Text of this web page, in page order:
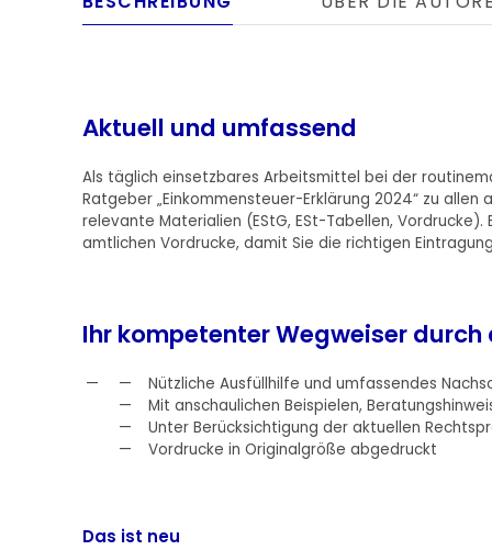
Aktuell und umfassend
Als täglich einsetzbares Arbeitsmittel bei der
Ratgeber „Einkommensteuer-Erklärung 2024“ zu
relevante Materialien (EStG, ESt-Tabellen,
amtlichen Vordrucke, damit Sie die richtigen
Ihr kompetenter Wegweiser
Nützliche Ausfüllhilfe und umfassendes
Mit anschaulichen Beispielen,
Unter Berücksichtigung der aktuellen
Vordrucke in Originalgröße abgedruckt
Das ist neu